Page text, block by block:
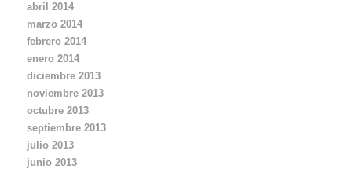
abril 2014
marzo 2014
febrero 2014
enero 2014
diciembre 2013
noviembre 2013
octubre 2013
septiembre 2013
julio 2013
junio 2013